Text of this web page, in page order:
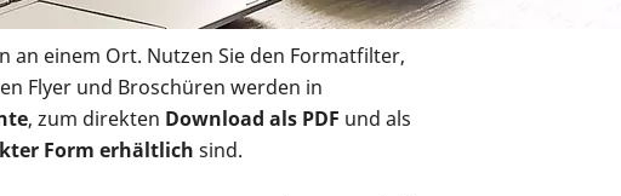
an einem Ort. Nutzen Sie den Formatfilter,
Flyer und Broschüren werden in
, zum direkten Download als PDF und als
Form erhältlich sind.